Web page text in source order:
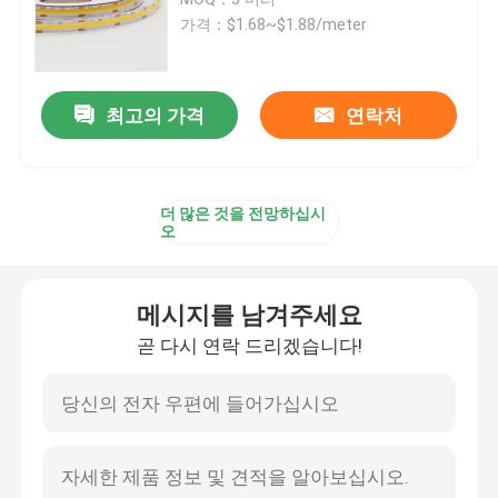
코너는 프로필을 이끌었습니다
주도하는 선형 광
COB는 스트립을 이끌었습니다
SMD는 스트립을 이끌었습니다
가격：$1.68~$1.88/meter
최고의 가격 연락처
더 많은 것을 전망하십시
오
메시지를 남겨주세요
곧 다시 연락 드리겠습니다!